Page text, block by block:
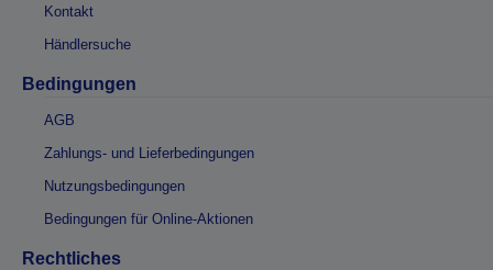
Kontakt
Händlersuche
Bedingungen
AGB
Zahlungs- und Lieferbedingungen
Nutzungsbedingungen
Bedingungen für Online-Aktionen
Rechtliches